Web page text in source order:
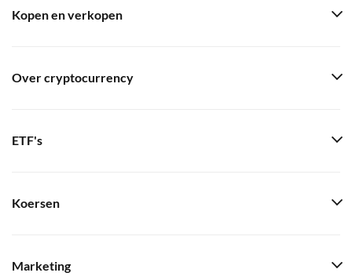
Kopen en verkopen
Over cryptocurrency
ETF's
Koersen
Marketing